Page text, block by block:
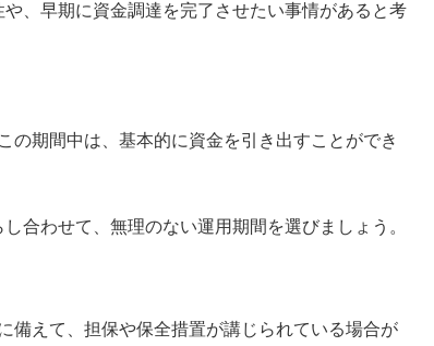
、早期に資金調達を完了させたい事情があると考
の期間中は、基本的に資金を引き出すことができ
合わせて、無理のない運用期間を選びましょう。
備えて、担保や保全措置が講じられている場合が